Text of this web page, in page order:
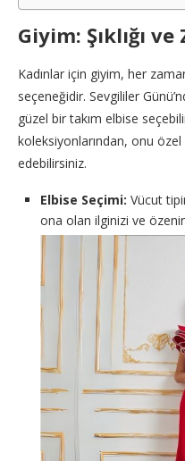
Giyim: Şıklığı
Kadınlar için giyim, her
seçeneğidir. Sevgililer
güzel bir takım elbise
koleksiyonlarından, onu
edebilirsiniz.
Elbise Seçimi: Vücut
ona olan ilginizi ve